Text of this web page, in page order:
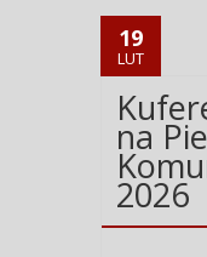
19
LUT
na
2026